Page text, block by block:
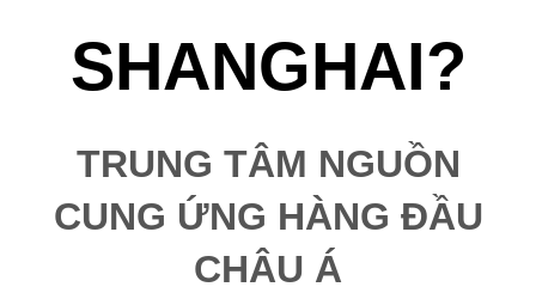
SHANGHAI?
TRUNG TÂM NGUỒN
CUNG ỨNG HÀNG ĐẦU
CHÂU Á